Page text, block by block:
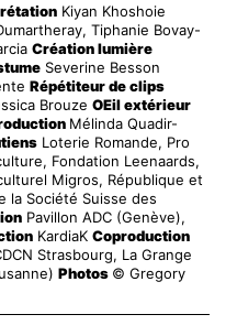
Kiyan Khoshoie
Tiphanie Bovay-
Création lumière
Severine Besson
Répétiteur de clips
Brouze OEil extérieur
Mélinda Quadir-
Loterie Romande, Pro
Fondation Leenaards,
Migros, République et
la Société Suisse des
Pavillon ADC (Genève),
KardiaK Coproduction
Strasbourg, La Grange
Photos © Gregory